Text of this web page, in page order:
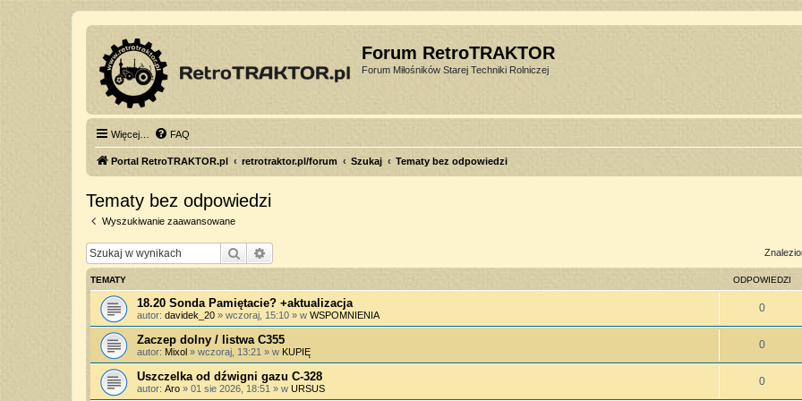
Forum RetroTRAKTOR
Forum Miłośników Starej Techniki Rolniczej
Więcej… FAQ
Portal RetroTRAKTOR.pl retrotraktor.pl/forum Szukaj Tematy bez odpowiedzi
Tematy bez odpowiedzi
Wyszukiwanie zaawansowane
Szukaj
TEMATY ODPOWIEDZI
18.20 Sonda Pamiętacie? +aktualizacja
autor: davidek_20 » wczoraj, 15:10 » w WSPOMNIENIA
0
Zaczep dolny / listwa C355
autor: Mixol » wczoraj, 13:21 » w KUPIĘ
0
Uszczelka od dźwigni gazu C-328
autor: Aro » 01 sie 2026, 18:51 » w URSUS
0